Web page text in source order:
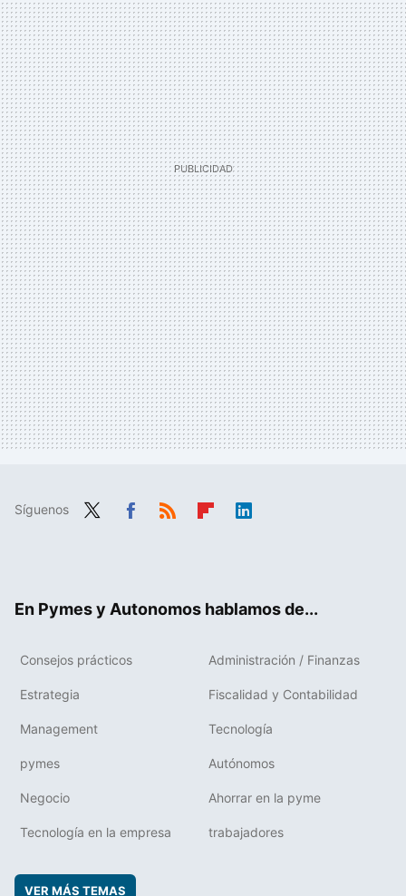
Síguenos
En Pymes y Autonomos hablamos de...
Consejos prácticos Administración / Finanzas
Estrategia Fiscalidad y Contabilidad
Management Tecnología
pymes Autónomos
Negocio Ahorrar en la pyme
Tecnología en la empresa trabajadores
VER MÁS TEMAS